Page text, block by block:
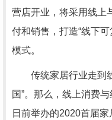
营店开业，将采用线上
付和销售，打造“线下
模式。
传统家居行业走到线
国”。那么，线上消费
日前举办的2020首届